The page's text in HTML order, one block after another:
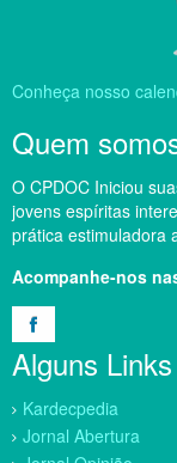
Conheça nosso
Quem
O CPDOC Iniciou
jovens espíritas
prática estimuladora
Acompanhe-nos
Alguns Links
Kardecpedia
Jornal Abertura